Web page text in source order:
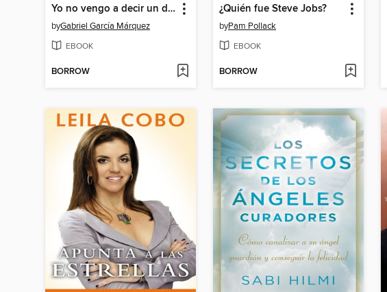
Yo no vengo a decir un discurso
byGabriel García Márquez
EBOOK
BORROW
¿Quién fue Steve Jobs?
byPam Pollack
EBOOK
BORROW